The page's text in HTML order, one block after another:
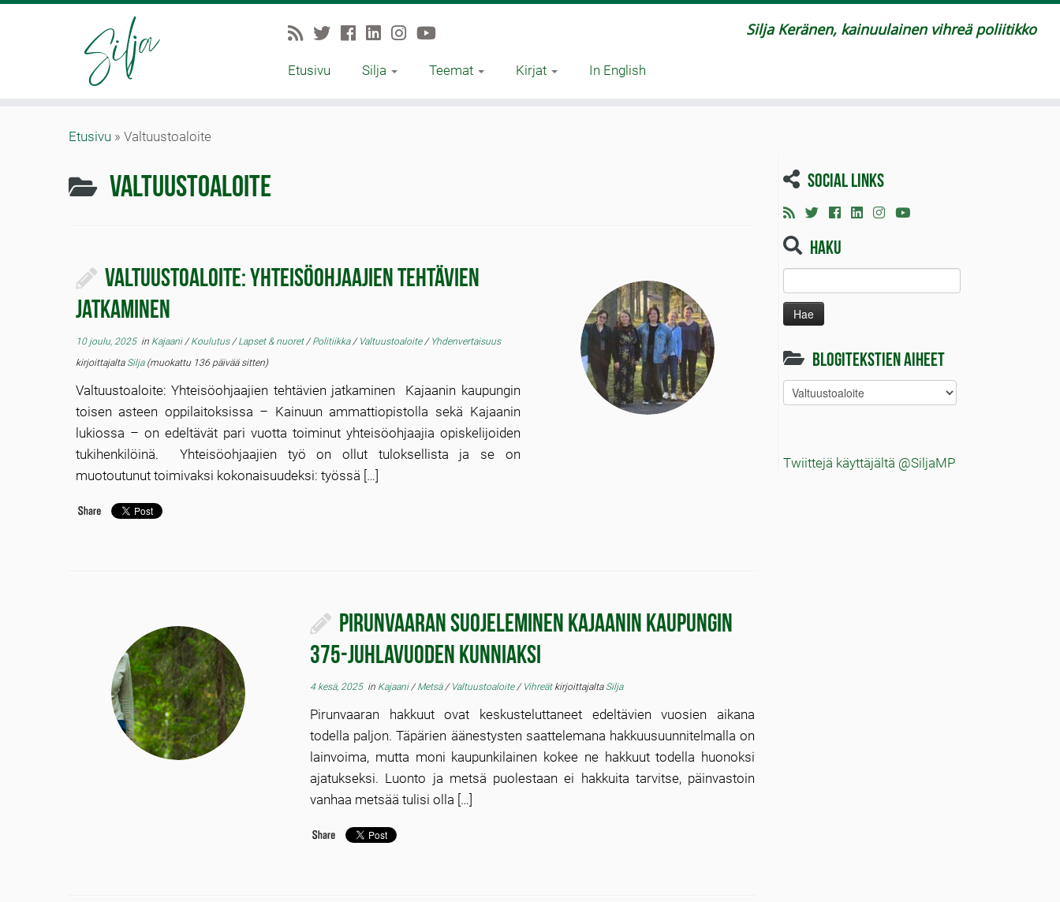
Silja Keränen, kainuulainen vihreä poliitikko
Etusivu Silja Teemat Kirjat In English
Etusivu » Valtuustoaloite
Valtuustoaloite
Valtuustoaloite: Yhteisöohjaajien tehtävien
jatkaminen
10 joulu, 2025in Kajaani/Koulutus/Lapset & nuoret/Politiikka/ Valtuustoaloite/ Yhdenvertaisuus
kirjoittajalta Silja(muokattu 136 päivää sitten)
Valtuustoaloite: Yhteisöohjaajien tehtävien jatkaminen Kajaanin kaupungin
toisen asteen oppilaitoksissa – Kainuun ammattiopistolla sekä Kajaanin
lukiossa – on edeltävät pari vuotta toiminut yhteisöohjaajia opiskelijoiden
tukihenkilöinä. Yhteisöohjaajien työ on ollut tuloksellista ja se on
muotoutunut toimivaksi kokonaisuudeksi: työssä […]
Pirunvaaran suojeleminen Kajaanin kaupungin
375-juhlavuoden kunniaksi
4 kesä, 2025in Kajaani/Metsä/ Valtuustoaloite/ Vihreät kirjoittajalta Silja
Pirunvaaran hakkuut ovat keskusteluttaneet edeltävien vuosien aikana
todella paljon. Täpärien äänestysten saattelemana hakkuusuunnitelmalla on
lainvoima, mutta moni kaupunkilainen kokee ne hakkuut todella huonoksi
ajatukseksi. Luonto ja metsä puolestaan ei hakkuita tarvitse, päinvastoin
vanhaa metsää tulisi olla […]
Social links
Haku
Blogitekstien aiheet
Blogitekstien
aiheet
Twiittejä käyttäjältä @SiljaMP